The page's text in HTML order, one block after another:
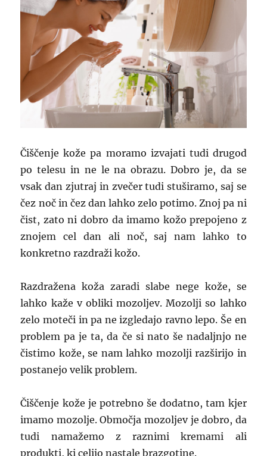
Čiščenje kože pa moramo izvajati tudi drugod
po telesu in ne le na obrazu. Dobro je, da se
vsak dan zjutraj in zvečer tudi stuširamo, saj se
čez noč in čez dan lahko zelo potimo. Znoj pa ni
čist, zato ni dobro da imamo kožo prepojeno z
znojem cel dan ali noč, saj nam lahko to
konkretno razdraži kožo.
Razdražena koža zaradi slabe nege kože, se
lahko kaže v obliki mozoljev. Mozolji so lahko
zelo moteči in pa ne izgledajo ravno lepo. Še en
problem pa je ta, da če si nato še nadaljnjo ne
čistimo kože, se nam lahko mozolji razširijo in
postanejo velik problem.
Čiščenje kože je potrebno še dodatno, tam kjer
imamo mozolje. Območja mozoljev je dobro, da
tudi namažemo z raznimi kremami ali
produkti, ki celijo nastale brazgotine.